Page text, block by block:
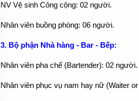
NV Vệ sinh Công cộng: 02 người.
Nhân viên buồng phòng: 06 người.
3. Bộ phận Nhà hàng - Bar - Bếp:
Nhân viên pha chế (Bartender): 02 người.
Nhân viên phục vụ nam hay nữ (Waiter